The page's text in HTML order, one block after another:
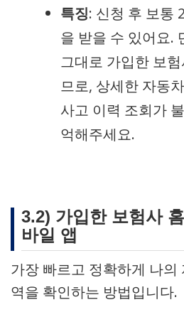
특징: 신청 후 보통
을 받을 수 있어요.
그대로 가입한 보
므로, 상세한 자동
사고 이력 조회가
억해주세요.
3.2) 가입한 보험사
바일 앱
가장 빠르고 정확하게 나의
역을 확인하는 방법입니다.